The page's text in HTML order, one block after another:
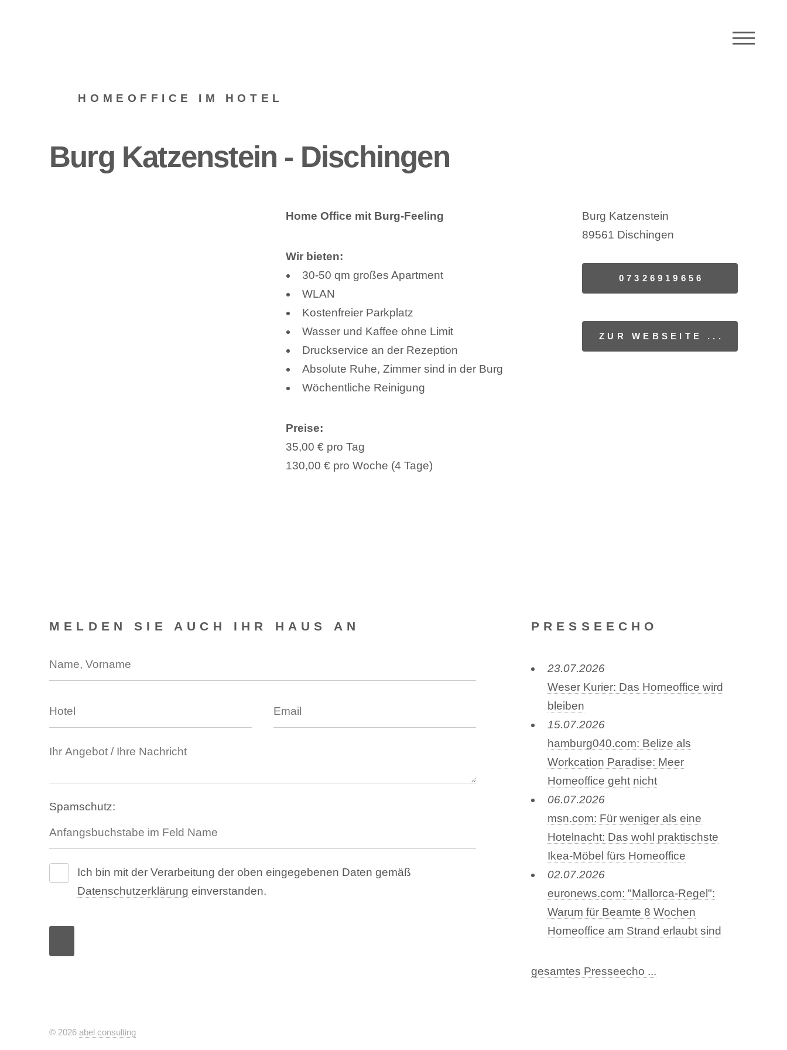
HOMEOFFICE IM HOTEL
Burg Katzenstein - Dischingen
Home Office mit Burg-Feeling
Wir bieten:
30-50 qm großes Apartment
WLAN
Kostenfreier Parkplatz
Wasser und Kaffee ohne Limit
Druckservice an der Rezeption
Absolute Ruhe, Zimmer sind in der Burg
Wöchentliche Reinigung
Preise:
35,00 € pro Tag
130,00 € pro Woche (4 Tage)
Burg Katzenstein
89561 Dischingen
07326919656
ZUR WEBSEITE ...
MELDEN SIE AUCH IHR HAUS AN
Spamschutz:
Ich bin mit der Verarbeitung der oben eingegebenen Daten gemäß
Datenschutzerklärung einverstanden.
PRESSEECHO
23.07.2026
Weser Kurier: Das Homeoffice wird
bleiben
15.07.2026
hamburg040.com: Belize als
Workcation Paradise: Meer
Homeoffice geht nicht
06.07.2026
msn.com: Für weniger als eine
Hotelnacht: Das wohl praktischste
Ikea-Möbel fürs Homeoffice
02.07.2026
euronews.com: "Mallorca-Regel":
Warum für Beamte 8 Wochen
Homeoffice am Strand erlaubt sind
gesamtes Presseecho ...
© 2026 abel consulting